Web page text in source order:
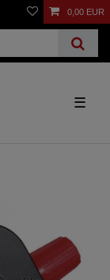
0,00 EUR
☰